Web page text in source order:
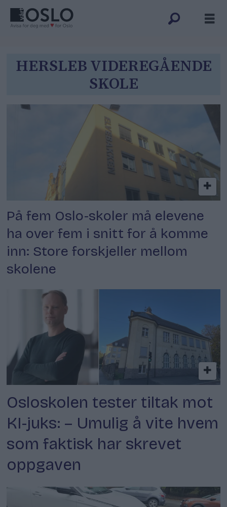
Tag:
videregående
HERSLEB VIDEREGÅENDE
SKOLE
På fem Oslo-skoler må elevene
ha over fem i snitt for å komme
inn: Store forskjeller mellom
skolene
Osloskolen tester tiltak mot
KI-juks: – Umulig å vite hvem
som faktisk har skrevet
oppgaven